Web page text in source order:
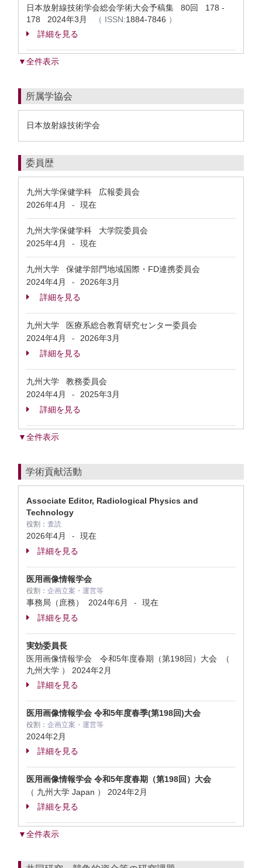
日本放射線技術学会総会学術大会予稿集 80回 178 -
178 2024年3月
（ ISSN:1884-7846 ）
詳細を見る
▼全件表示
所属学協会
日本放射線技術学会
委員歴
九州大学保健学科 広報委員会
2026年4月
- 現在
九州大学保健学科 大学院委員会
2025年4月
- 現在
九州大学 保健学部門地域国際・FD連携委員会
2024年4月
-
2026年3月
詳細を見る
九州大学 医療系総合教育研究センター委員会
2024年4月
-
2026年3月
詳細を見る
九州大学 教務委員会
2024年4月
-
2025年3月
詳細を見る
▼全件表示
学術貢献活動
Associate Editor, Radiological Physics and
Technology
役割： 査読
2026年4月 -
現在
詳細を見る
医用画像情報学会
役割： 企画立案・運営等
事務局（庶務） 2024年6月 -
現在
詳細を見る
実効委員長
医用画像情報学会 令和5年度春期（第198回）大会 （
九州大学 ） 2024年2月
詳細を見る
医用画像情報学会 令和5年度春季(第198回)大会
役割： 企画立案・運営等
2024年2月
詳細を見る
医用画像情報学会 令和5年度春期（第198回）大会
（ 九州大学 Japan ） 2024年2月
詳細を見る
▼全件表示